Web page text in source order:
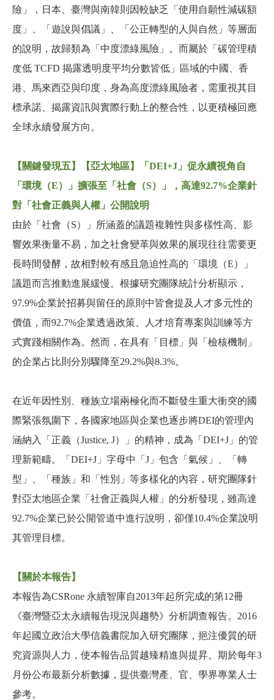
險」，日本、臺灣與南韓則因較缺乏「使用自願性減碳額
度」、「遊說與倡議」、「公正轉型的人與自然」等層面
的說明，故歸類為「中度漂綠風險」。而屬於「碳管理積
度低 TCFD 揭露透明度平均分數皆低」區域的中國、香
港、馬來西亞與印度，身為高度漂綠風險者，需重視其目
標承諾、揭露資訊與實際行動上的整合性，以更積極回應
全球永續發展方向。
【關鍵發現五】【亞太地區】「DEI+J」促永續視角自
「環境（E）」擴張至「社會（S）」，高達92.7%企業針
對「社會正義與人權」公開說明
由於「社會（S）」所涵蓋的議題複雜性與多樣性高、影
響效果衡量不易，加之社會變革與效果的展現往往需要更
長時間發酵，故相對較有感且急迫性高的「環境（E）」
議題而言推動進展緩慢。根據研究團隊統計分析顯示，
97.9%企業於招募與留任的原則中皆會提及人才多元性的
價值，而92.7%企業透過政策、人才培育專案與訓練等方
式實踐相關作為。然而，在具有「目標」與「檢核機制」
的企業占比則分別驟降至29.2%與8.3%。
在近年因性別、種族立場兩極化而不斷發生重大衝突的國
際緊張氛圍下，各國家地區與企業也逐步將DEI的管理內
涵納入「正義（Justice, J）」的精神，成為「DEI+J」的管
理新範疇。「DEI+J」字母中「J」包含「氣候」、「轉
型」、「種族」和「性別」等多樣化的內容，研究團隊針
對亞太地區企業「社會正義與人權」的分析發現，雖高達
92.7%企業已於公開管道中進行說明，卻僅10.4%企業說明
其管理目標。
【關於本報告】
本報告為CSRone 永續智庫自2013年起所完成的第12冊
《臺灣暨亞太永續報告現況與趨勢》分析調查報告。2016
年起國立政治大學信義書院加入研究團隊，挹注優質的研
究資源與人力，使本報告品質越臻精進與提昇。期於每年3
月份公布最新分析數據，提供臺灣產、官、學界專業人士
參考。